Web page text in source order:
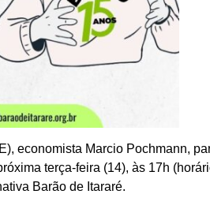
economista Marcio Pochmann,
terça-feira (14), às 17h
Barão de Itararé.